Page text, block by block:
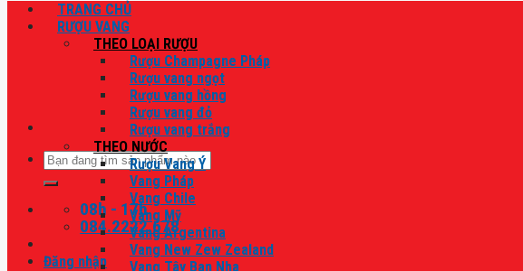
Tìm
kiếm:
08h - 17h
084.2222.678
Đăng nhập
TRANG CHỦ
RƯỢU VANG
THEO LOẠI RƯỢU
Rượu Champagne Pháp
Rượu vang ngọt
Rượu vang hồng
Rượu vang đỏ
Rượu vang trắng
THEO NƯỚC
Rượu Vang Ý
Vang Pháp
Vang Chile
Vang Mỹ
Vang Argentina
Vang New Zew Zealand
Vang Tây Ban Nha